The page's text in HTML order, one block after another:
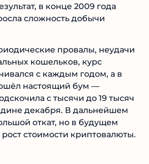
в конце 2009 года
сложность добычи
провалы, неудачи
кошельков, курс
с каждым годом, а в
настоящий бум —
с тысячи до 19 тысяч
декабря. В дальнейшем
откат, но в будущем
стоимости криптовалюты.